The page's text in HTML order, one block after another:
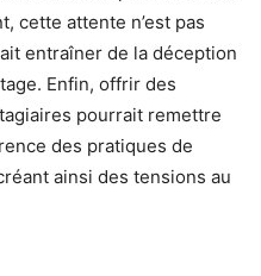
cette attente n’est pas
entraîner de la déception
Enfin, offrir des
pourrait remettre
des pratiques de
ainsi des tensions au